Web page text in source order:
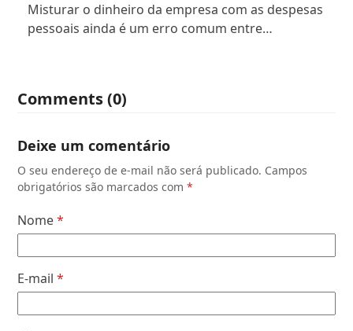
Misturar o dinheiro da empresa com as despesas
pessoais ainda é um erro comum entre…
Comments (0)
Deixe um comentário
O seu endereço de e-mail não será publicado. Campos
obrigatórios são marcados com*
Nome*
E-mail*